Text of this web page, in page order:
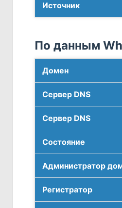
Источник
По данным
Домен
Сервер DNS
Сервер DNS
Соcтояние
Администратор
Регистратор